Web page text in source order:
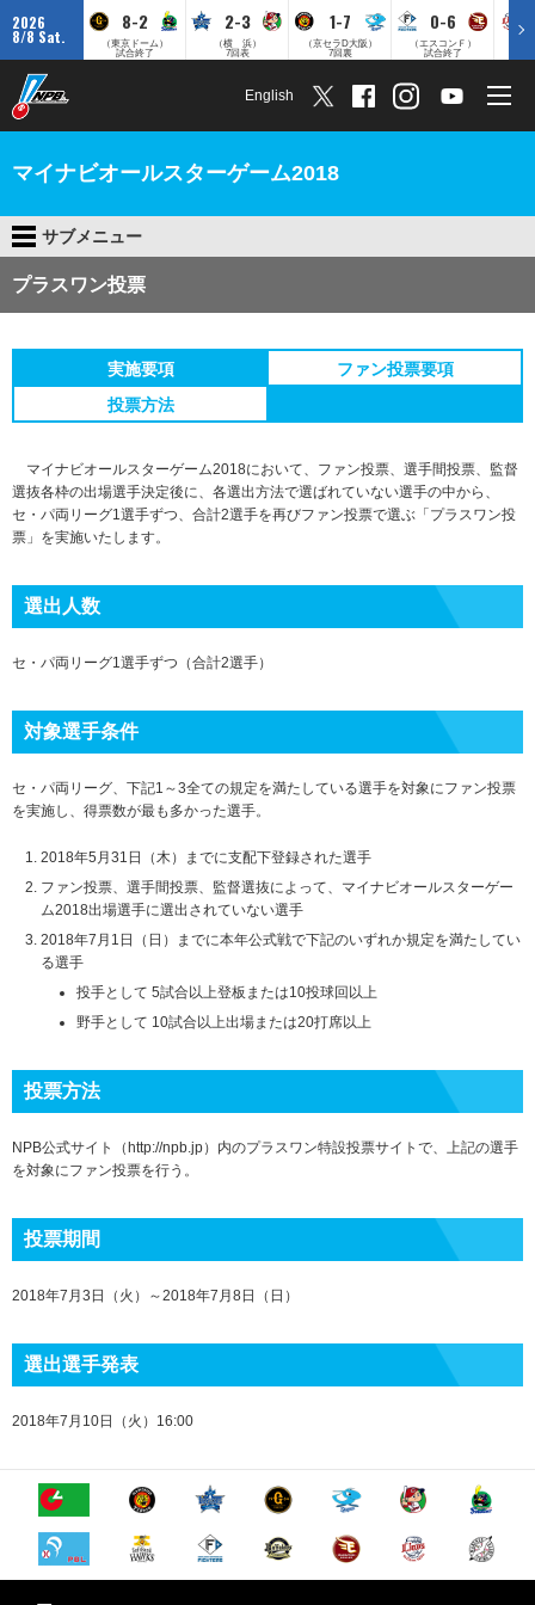
2026
8/8 Sat.
8-2
（東京ドーム）
試合終了
2-3
（横 浜）
7回表
1-7
（京セラD大阪）
7回裏
0-6
（エスコンＦ）
試合終了
English
マイナビオールスターゲーム2018
サブメニュー
プラスワン投票
実施要項
ファン投票要項
投票方法
マイナビオールスターゲーム2018において、ファン投票、選手間投票、監督
選抜各枠の出場選手決定後に、各選出方法で選ばれていない選手の中から、
セ・パ両リーグ1選手ずつ、合計2選手を再びファン投票で選ぶ「プラスワン投
票」を実施いたします。
選出人数
セ・パ両リーグ1選手ずつ（合計2選手）
対象選手条件
セ・パ両リーグ、下記1～3全ての規定を満たしている選手を対象にファン投票
を実施し、得票数が最も多かった選手。
2018年5月31日（木）までに支配下登録された選手
ファン投票、選手間投票、監督選抜によって、マイナビオールスターゲー
ム2018出場選手に選出されていない選手
2018年7月1日（日）までに本年公式戦で下記のいずれか規定を満たしてい
る選手
投手として 5試合以上登板または10投球回以上
野手として 10試合以上出場または20打席以上
投票方法
NPB公式サイト（http://npb.jp）内のプラスワン特設投票サイトで、上記の選手
を対象にファン投票を行う。
投票期間
2018年7月3日（火）～2018年7月8日（日）
選出選手発表
2018年7月10日（火）16:00